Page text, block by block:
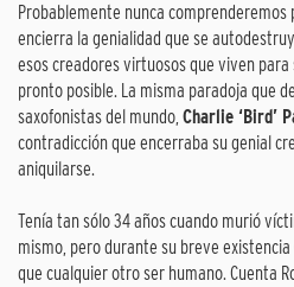
Probablemente nunca
encierra la genialidad que se
esos creadores virtuosos que viven
pronto posible. La misma paradoja que
saxofonistas del mundo, Charlie ‘Bird’
contradicción que encerraba su genial
aniquilarse.
Tenía tan sólo 34 años cuando murió
mismo, pero durante su breve existencia
que cualquier otro ser humano. Cuenta